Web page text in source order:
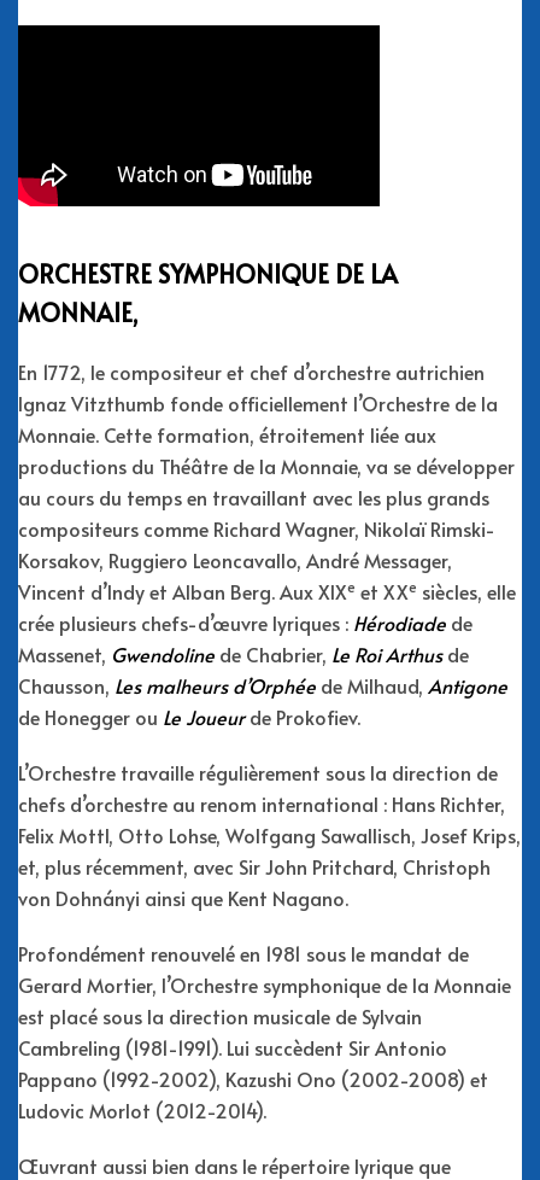
ORCHESTRE SYMPHONIQUE DE LA
MONNAIE,
En 1772, le compositeur et chef d’orchestre autrichien
Ignaz Vitzthumb fonde officiellement l’Orchestre de la
Monnaie. Cette formation, étroitement liée aux
productions du Théâtre de la Monnaie, va se développer
au cours du temps en travaillant avec les plus grands
compositeurs comme Richard Wagner, Nikolaï Rimski-
Korsakov, Ruggiero Leoncavallo, André Messager,
Vincent d’Indy et Alban Berg. Aux XIXe et XXe siècles, elle
crée plusieurs chefs-d’œuvre lyriques : Hérodiade de
Massenet, Gwendoline de Chabrier, Le Roi Arthusde
Chausson, Les malheurs d’Orphée de Milhaud, Antigone
de Honegger ou Le Joueurde Prokofiev.
L’Orchestre travaille régulièrement sous la direction de
chefs d’orchestre au renom international : Hans Richter,
Felix Mottl, Otto Lohse, Wolfgang Sawallisch, Josef Krips,
et, plus récemment, avec Sir John Pritchard, Christoph
von Dohnányi ainsi que Kent Nagano.
Profondément renouvelé en 1981 sous le mandat de
Gerard Mortier, l’Orchestre symphonique de la Monnaie
est placé sous la direction musicale de Sylvain
Cambreling (1981-1991). Lui succèdent Sir Antonio
Pappano (1992-2002), Kazushi Ono (2002-2008) et
Ludovic Morlot (2012-2014).
Œuvrant aussi bien dans le répertoire lyrique que